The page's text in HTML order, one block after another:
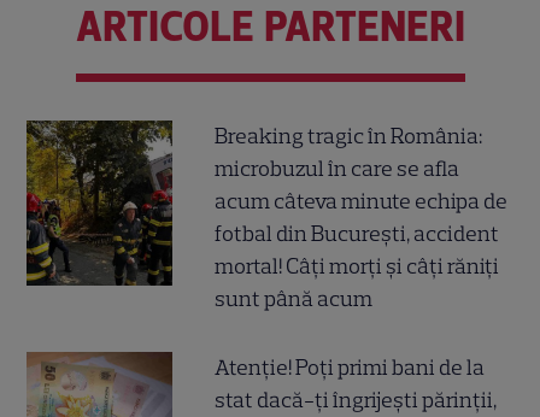
ARTICOLE PARTENERI
Breaking tragic în România:
microbuzul în care se afla
acum câteva minute echipa de
fotbal din București, accident
mortal! Câți morți și câți răniți
sunt până acum
Atenție! Poți primi bani de la
stat dacă-ți îngrijești părinții,